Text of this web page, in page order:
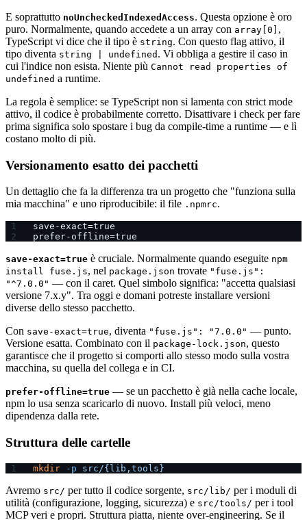
E soprattutto noUncheckedIndexedAccess. Questa opzione è oro
puro. Normalmente, quando accedete a un array con array[0] ,
TypeScript vi dice che il tipo è string. Con questo flag attivo, il
tipo diventa string | undefined . Vi obbliga a gestire il caso in
cui l'indice non esista. Niente più Cannot read properties of
undefined a runtime.
La regola è semplice: se TypeScript non si lamenta con strict mode
attivo, il codice è probabilmente corretto. Disattivare i check per fare
prima significa solo spostare i bug da compile-time a runtime — e lì
costano molto di più.
Versionamento esatto dei pacchetti
Un dettaglio che fa la differenza tra un progetto che "funziona sulla
mia macchina" e uno riproducibile: il file .npmrc.
save-exact=true
prefer-offline=true
save-exact=true è cruciale. Normalmente quando eseguite npm
install fuse.js, nel package.json trovate "fuse.js":
"^7.0.0" — con il caret. Quel simbolo significa: "accetta qualsiasi
versione 7.x.y". Tra oggi e domani potreste installare versioni
diverse dello stesso pacchetto.
Con save-exact=true, diventa "fuse.js": "7.0.0" — punto.
Versione esatta. Combinato con il package-lock.json, questo
garantisce che il progetto si comporti allo stesso modo sulla vostra
macchina, su quella del collega e in CI.
prefer-offline=true — se un pacchetto è già nella cache locale,
npm lo usa senza scaricarlo di nuovo. Install più veloci, meno
dipendenza dalla rete.
Struttura delle cartelle
mkdir -p src/{lib,tools}
Avremo src/ per tutto il codice sorgente, src/lib/ per i moduli di
utilità (configurazione, logging, sicurezza) e src/tools/ per i tool
MCP veri e propri. Struttura piatta, niente over-engineering. Se il